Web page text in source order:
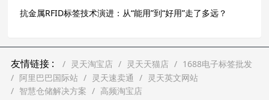
抗金属RFID标签技术演进：从“能用”到“好用”走了多远？
友情链接 : 灵天淘宝店 灵天天猫店
1688电子标签批发
阿里巴巴国际站
灵天速卖通
灵天英文网站
智慧仓储解决方案
高频淘宝店